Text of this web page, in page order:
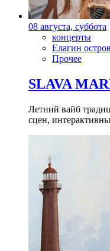
08 августа, суббота
концерты
Елагин остров
Прочее
SLAVA
Летний вайб
сцен,